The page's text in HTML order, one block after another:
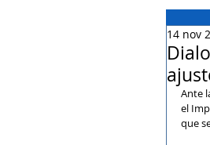
14 nov
Ante
el
que